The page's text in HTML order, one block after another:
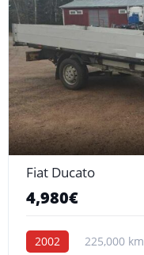
Fiat Ducato
4,980€
2002 225,000 km